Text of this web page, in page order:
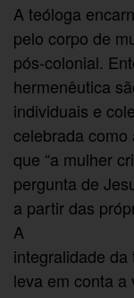
A teóloga
pelo corpo de
pós-colonial.
hermenêutica
individuais e
celebrada
que “a mulher
pergunta de
a partir das
A
integralidade
leva em conta a